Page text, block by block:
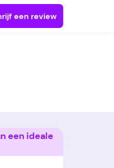
een review
een ideale